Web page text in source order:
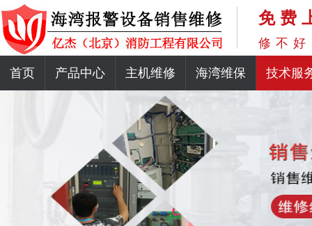
免费
修不
首页 产品中心 主机维修 海湾维保 技术服